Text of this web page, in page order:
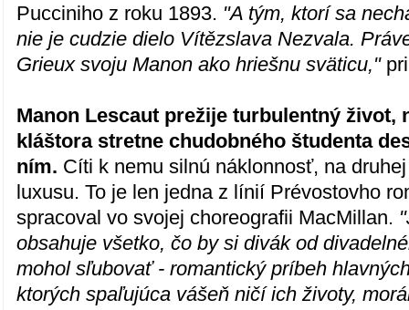
Pucciniho z roku 1893. "A tým, ktorí sa
nie je cudzie dielo Vítězslava Nezvala.
Grieux svoju Manon ako hriešnu sväticu,"
Manon Lescaut prežije turbulentný život,
kláštora stretne chudobného študenta
ním. Cíti k nemu silnú náklonnosť, na
luxusu. To je len jedna z línií Prévostovho
spracoval vo svojej choreografii MacMillan.
obsahuje všetko, čo by si divák od
mohol sľubovať - romantický príbeh
ktorých spaľujúca vášeň ničí ich životy,